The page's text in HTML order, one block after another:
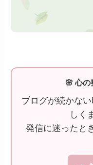
🌸 心の
ブログが続かな
しく
発信に迷ったと